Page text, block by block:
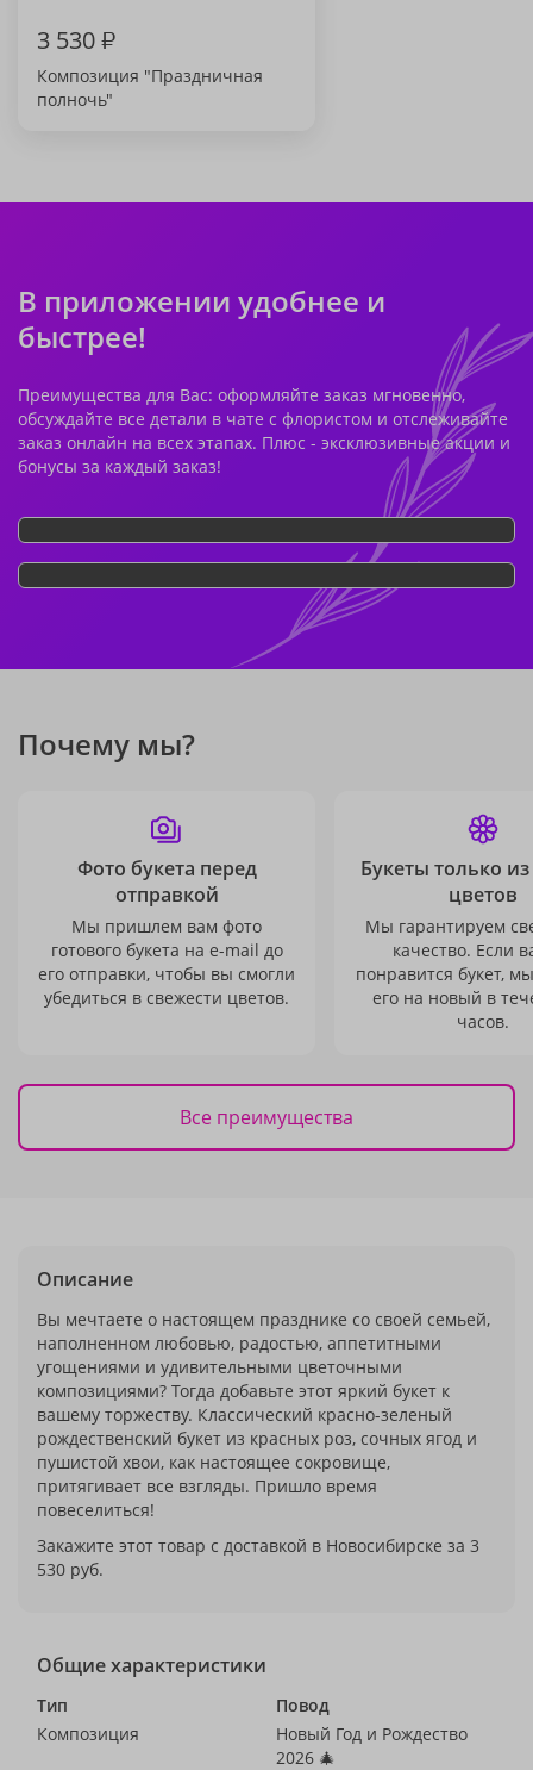
3 530₽
Композиция "Праздничная
полночь"
В приложении удобнее и
быстрее!
Преимущества для Вас: оформляйте заказ мгновенно,
обсуждайте все детали в чате с флористом и отслеживайте
заказ онлайн на всех этапах. Плюс - эксклюзивные акции и
бонусы за каждый заказ!
Почему мы?
Фото букета перед
отправкой
Мы пришлем вам фото
готового букета на e-mail до
его отправки, чтобы вы смогли
убедиться в свежести цветов.
Букеты только
цветов
Мы гарантируем
качество. Если
понравится букет,
его на новый в
часов.
Все преимущества
Описание
Вы мечтаете о настоящем празднике со своей семьей,
наполненном любовью, радостью, аппетитными
угощениями и удивительными цветочными
композициями? Тогда добавьте этот яркий букет к
вашему торжеству. Классический красно-зеленый
рождественский букет из красных роз, сочных ягод и
пушистой хвои, как настоящее сокровище,
притягивает все взгляды. Пришло время
повеселиться!
Закажите этот товар с доставкой в Новосибирске за 3
530 руб.
Общие характеристики
Тип
Композиция
Повод
Новый Год и Рождество
2026 🎄